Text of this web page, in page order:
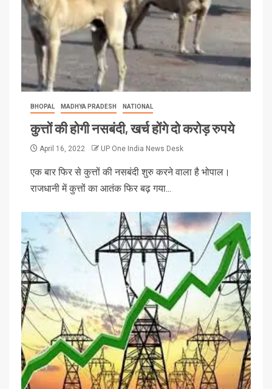
BHOPAL MADHYA PRADESH NATIONAL
कुत्तों की होगी नसबंदी, खर्च होंगे दो करोड़ रुपये
April 16, 2022 UP One India News Desk
एक बार फिर से कुत्तों की नसबंदी शुरु करने वाला है भोपाल।
राजधानी में कुत्तों का आतंक फिर बढ़ गया...